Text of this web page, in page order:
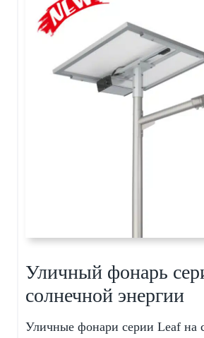
Уличный фонарь
солнечной энергии
Уличные фонари серии Leaf на